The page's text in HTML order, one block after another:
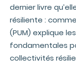
dernier livre
résiliente :
(PUM) explique
fondamentales
collectivités